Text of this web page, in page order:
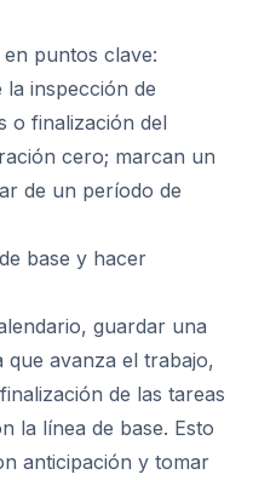
puntos clave:
inspección de
o finalización del
cero; marcan un
de un período de
base y hacer
guardar una
que avanza el trabajo,
de las tareas
la línea de base. Esto
anticipación y tomar